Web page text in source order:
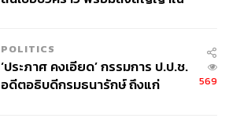
POLITICS
‘ประภาศ คงเอียด’ กรรมการ ป.ป.ช.
อดีตอธิบดีกรมธนารักษ์ ถึงแก่
569